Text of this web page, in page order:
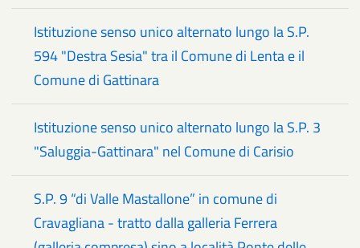
Istituzione senso unico alternato lungo la S.P.
594 "Destra Sesia" tra il Comune di Lenta e il
Comune di Gattinara
Istituzione senso unico alternato lungo la S.P. 3
"Saluggia-Gattinara" nel Comune di Carisio
S.P. 9 “di Valle Mastallone” in comune di
Cravagliana - tratto dalla galleria Ferrera